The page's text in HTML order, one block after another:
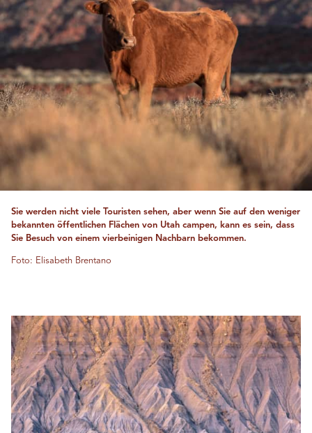
Sie werden nicht viele Touristen sehen, aber wenn Sie auf den weniger
bekannten öffentlichen Flächen von Utah campen, kann es sein, dass
Sie Besuch von einem vierbeinigen Nachbarn bekommen.
Foto: Elisabeth Brentano